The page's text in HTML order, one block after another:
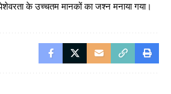
के उच्चतम मानकों का जश्न मनाया गया।